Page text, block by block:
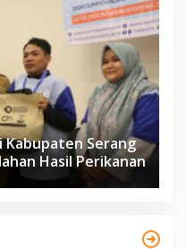
Kabupaten Serang
Hasil Perikanan